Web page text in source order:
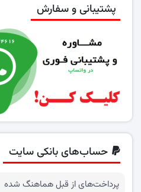
پشتیبانی و سفارش
حساب‌های بانکی سایت
پرداخت‌های از قبل هماهنگ شده